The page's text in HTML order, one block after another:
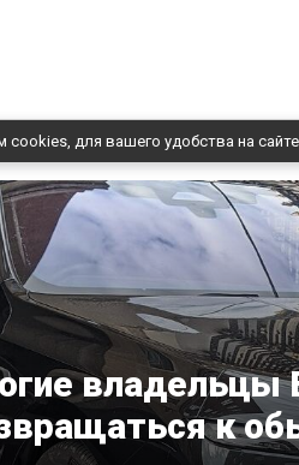
cookies, для вашего удобства на
владельцы
к